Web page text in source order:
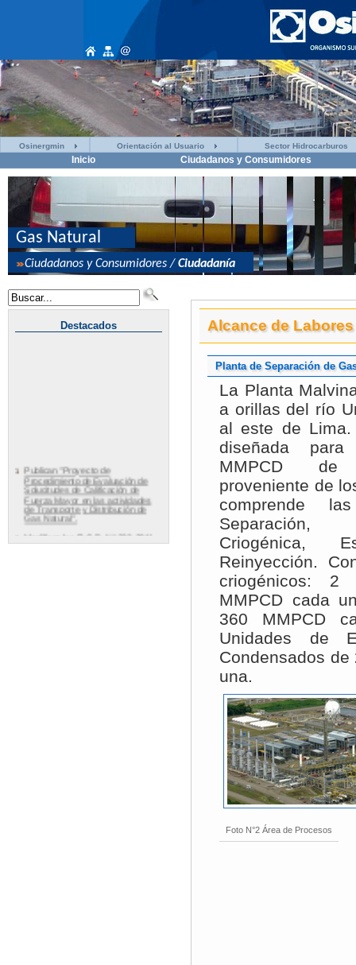
Osinergmin Orientación al Usuario Sector Hidrocarburos
Inicio Ciudadanos y Consumidores